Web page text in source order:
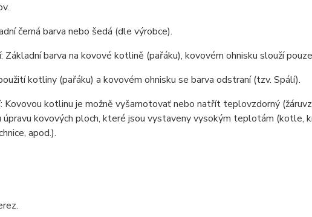
černá barva nebo šedá (dle výrobce).
Základní barva na kovové kotlině (pařáku), kovovém ohnisku slouží
kotliny (pařáku) a kovovém ohnisku se barva odstraní (tzv. Spálí).
Kovovou kotlinu je možně vyšamotovať nebo natřít teplovzdorný
úpravu kovových ploch, které jsou vystaveny vysokým teplotám (kotle,
apod.).